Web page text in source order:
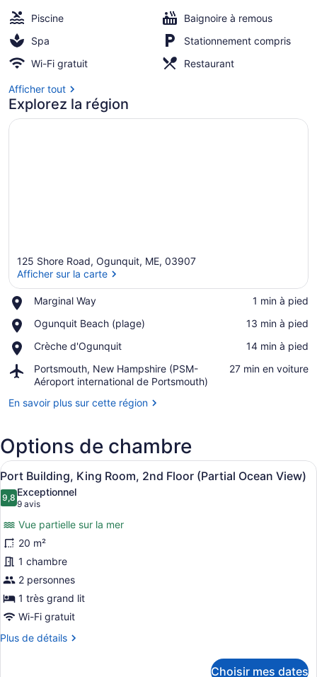
Piscine
Baignoire à remous
Spa
Stationnement compris
Wi-Fi gratuit
Restaurant
Afficher tout
Explorez la région
125 Shore Road, Ogunquit, ME, 03907
Afficher sur la carte
Marginal Way
Place,
Way
‪1 min à pied‬
Ogunquit Beach (plage)
Place,
Beach
‪13 min à pied‬
Crèche d'Ogunquit
Place,
d'Ogunquit
‪14 min à pied‬
Portsmouth, New Hampshire (PSM-
Aéroport international de Portsmouth)
Airport,
Portsmouth,
Hampshire
international
de
Portsmouth)
‪27 min en voiture‬
En savoir plus sur cette région
Options de chambre
Afficher
toutes
les
photos
pour
ce
type
de
chambre :
Port
Building,
King
Une chambre d’hôtel
6
Port Building, King Room, 2nd Floor (Partial Ocean View)
9,89,8 sur 10
Exceptionnel
9 avis
(9 avis)
Vue partielle sur la mer
20 m²
1 chambre
2 personnes
1 très grand lit
Wi-Fi gratuit
Plus de détails
Plus
Choisir mes dates